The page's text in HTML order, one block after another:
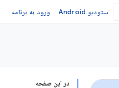
استودیو Android ورود به برنامه
در این صفحه